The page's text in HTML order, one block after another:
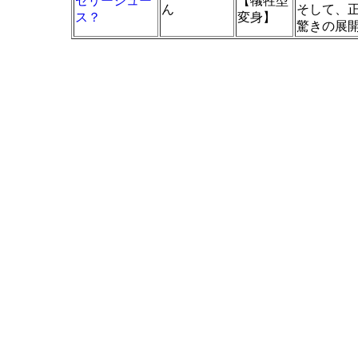
ス？
ん
変身】
そして、
驚きの展